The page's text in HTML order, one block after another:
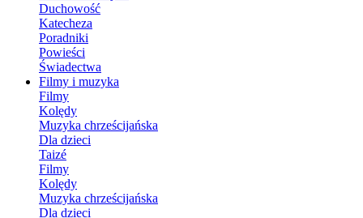
Duchowość
Katecheza
Poradniki
Powieści
Świadectwa
Filmy i muzyka
Filmy
Kolędy
Muzyka chrześcijańska
Dla dzieci
Taizé
Filmy
Kolędy
Muzyka chrześcijańska
Dla dzieci